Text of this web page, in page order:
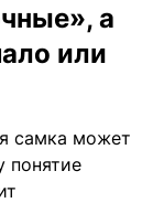
а
или
самка может
понятие